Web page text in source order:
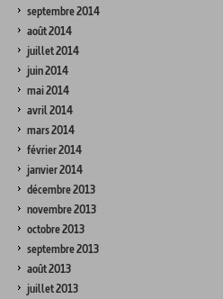
septembre 2014
août 2014
juillet 2014
juin 2014
mai 2014
avril 2014
mars 2014
février 2014
janvier 2014
décembre 2013
novembre 2013
octobre 2013
septembre 2013
août 2013
juillet 2013